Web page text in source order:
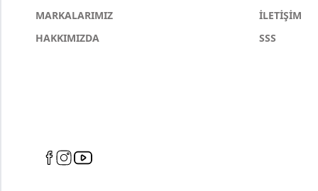
MARKALARIMIZ
İLETİŞİM
HAKKIMIZDA
SSS